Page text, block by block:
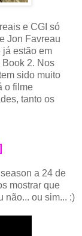
e CGI só
Jon Favreau
já estão em
2. Nos
sido muito
o filme
tanto os
a 24 de
mostrar que
não... ou sim... :)